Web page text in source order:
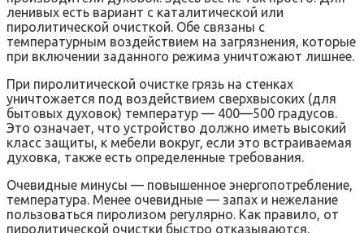
ленивых есть вариант с каталитической или
пиролитической очисткой. Обе связаны с
температурным воздействием на загрязнения, которые
при включении заданного режима уничтожают лишнее.
При пиролитической очистке грязь на стенках
уничтожается под воздействием сверхвысоких (для
бытовых духовок) температур — 400—500 градусов.
Это означает, что устройство должно иметь высокий
класс защиты, к мебели вокруг, если это встраиваемая
духовка, также есть определенные требования.
Очевидные минусы — повышенное энергопотребление,
температура. Менее очевидные — запах и нежелание
пользоваться пиролизом регулярно. Как правило, от
пиролитической очистки быстро отказываются.